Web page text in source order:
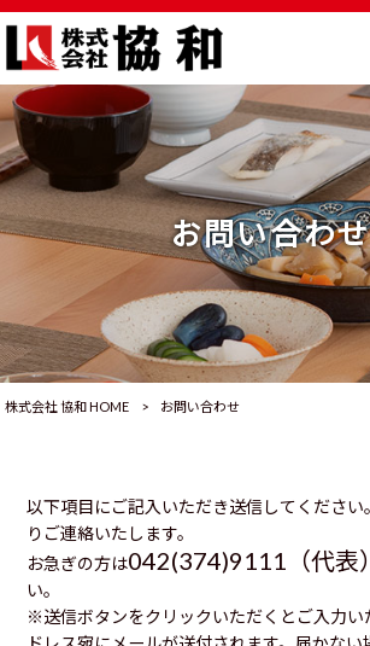
お問い合わせ
株式会社 協和 HOME > お問い合わせ
以下項目にご記入いただき送信してください
りご連絡いたします。
お急ぎの方は042(374)9111（代表）
い。
※送信ボタンをクリックいただくとご入力い